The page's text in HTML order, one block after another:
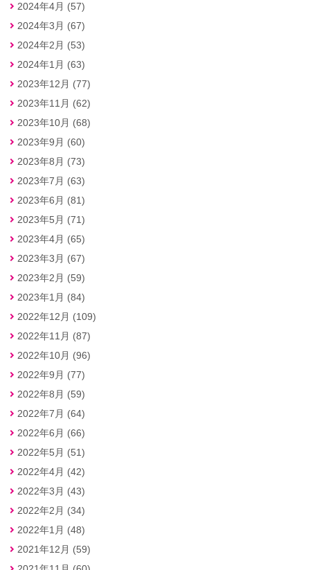
2024年4月 (57)
2024年3月 (67)
2024年2月 (53)
2024年1月 (63)
2023年12月 (77)
2023年11月 (62)
2023年10月 (68)
2023年9月 (60)
2023年8月 (73)
2023年7月 (63)
2023年6月 (81)
2023年5月 (71)
2023年4月 (65)
2023年3月 (67)
2023年2月 (59)
2023年1月 (84)
2022年12月 (109)
2022年11月 (87)
2022年10月 (96)
2022年9月 (77)
2022年8月 (59)
2022年7月 (64)
2022年6月 (66)
2022年5月 (51)
2022年4月 (42)
2022年3月 (43)
2022年2月 (34)
2022年1月 (48)
2021年12月 (59)